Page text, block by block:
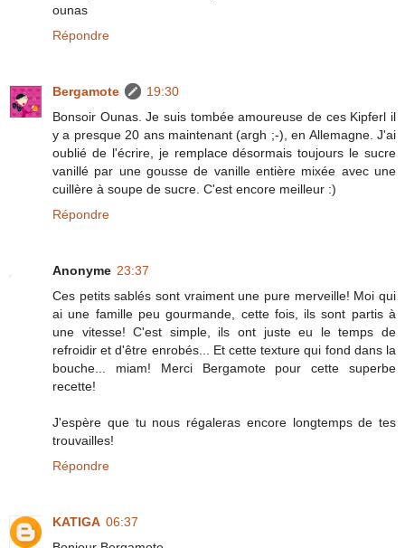
ounas
Répondre
Bergamote
19:30
Bonsoir Ounas. Je suis tombée amoureuse de ces Kipferl il
y a presque 20 ans maintenant (argh ;-), en Allemagne. J'ai
oublié de l'écrire, je remplace désormais toujours le sucre
vanillé par une gousse de vanille entière mixée avec une
cuillère à soupe de sucre. C'est encore meilleur :)
Répondre
Anonyme 23:37
Ces petits sablés sont vraiment une pure merveille! Moi qui
ai une famille peu gourmande, cette fois, ils sont partis à
une vitesse! C'est simple, ils ont juste eu le temps de
refroidir et d'être enrobés... Et cette texture qui fond dans la
bouche... miam! Merci Bergamote pour cette superbe
recette!
J'espère que tu nous régaleras encore longtemps de tes
trouvailles!
Répondre
KATIGA 06:37